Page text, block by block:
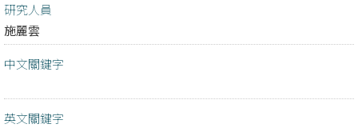
研究人員
施麗雲
中文關鍵字
英文關鍵字